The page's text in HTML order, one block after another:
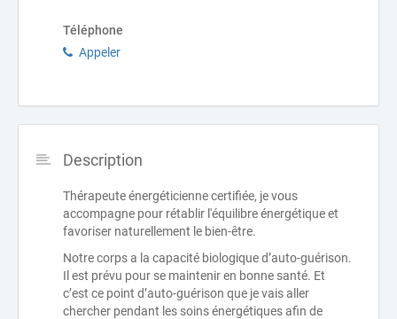
Téléphone
Appeler
Description
Thérapeute énergéticienne certifiée, je vous
accompagne pour rétablir l'équilibre énergétique et
favoriser naturellement le bien-être.
Notre corps a la capacité biologique d’auto-guérison.
Il est prévu pour se maintenir en bonne santé. Et
c’est ce point d’auto-guérison que je vais aller
chercher pendant les soins énergétiques afin de